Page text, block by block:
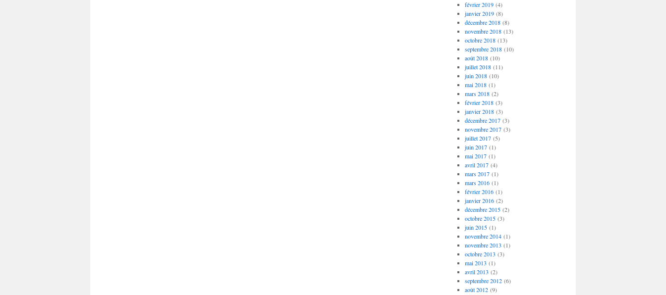
février 2019(4)
janvier 2019(8)
décembre 2018(8)
novembre 2018(13)
octobre 2018(13)
septembre 2018(10)
août 2018(10)
juillet 2018(11)
juin 2018(10)
mai 2018(1)
mars 2018(2)
février 2018(3)
janvier 2018(3)
décembre 2017(3)
novembre 2017(3)
juillet 2017(5)
juin 2017(1)
mai 2017(1)
avril 2017(4)
mars 2017(1)
mars 2016(1)
février 2016(1)
janvier 2016(2)
décembre 2015(2)
octobre 2015(3)
juin 2015(1)
novembre 2014(1)
novembre 2013 (1)
octobre 2013 (3)
mai 2013 (1)
avril 2013 (2)
septembre 2012(6)
août 2012(9)